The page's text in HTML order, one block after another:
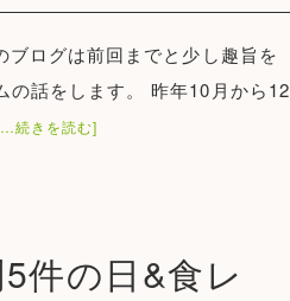
ログは前回までと少し趣旨を
の話をします。 昨年10月から12
続きを読む]
の日&食レ